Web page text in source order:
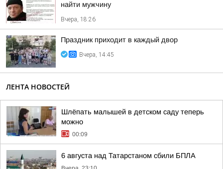
найти мужчину
Вчера, 18:26
Праздник приходит в каждый двор
Вчера, 14:45
ЛЕНТА НОВОСТЕЙ
Шлёпать малышей в детском саду теперь
можно
00:09
6 августа над Татарстаном сбили БПЛА